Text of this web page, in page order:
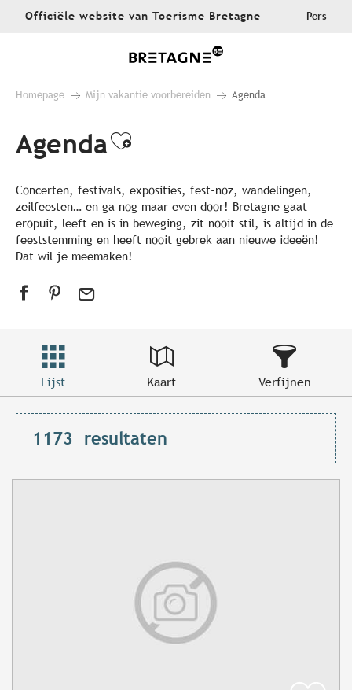
AllerOfficiële website van Toerisme Bretagne Pers
Homepage Mijn vakantie voorbereiden Agenda
AgendaAjouter aux favoris
Concerten, festivals, exposities, fest-noz, wandelingen,
zeilfeesten… en ga nog maar even door! Bretagne gaat
eropuit, leeft en is in beweging, zit nooit stil, is altijd in de
feeststemming en heeft nooit gebrek aan nieuwe ideeën!
Dat wil je meemaken!
Lijst Kaart Verfijnen
1173 resultaten